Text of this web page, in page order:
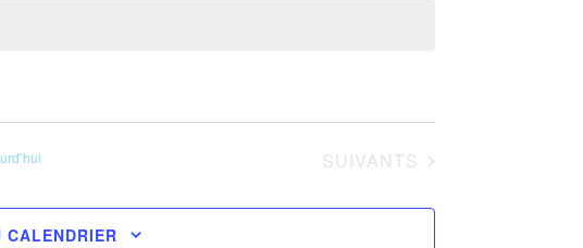
ÉVÈNEMENTS
SUIVANTS
CALENDRIER